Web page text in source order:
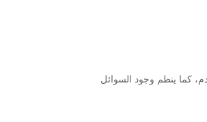
كما ينظم وجود السوائل